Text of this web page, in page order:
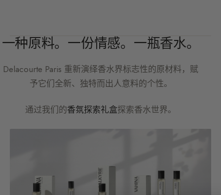
一种原料。一份情感。一瓶香水。
Delacourte Paris 重新演绎香水界标志性的原材料，赋
予它们全新、独特而出人意料的个性。
通过我们的香氛探索礼盒探索香水世界。